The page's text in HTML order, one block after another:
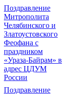
Поздравление
Митрополита
Челябинского и
Златоустовского
Феофана с
праздником
«Ураза-Байрам» в
адрес ЦДУМ
России
Поздравление